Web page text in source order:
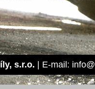
s.r.o. | E-mail: